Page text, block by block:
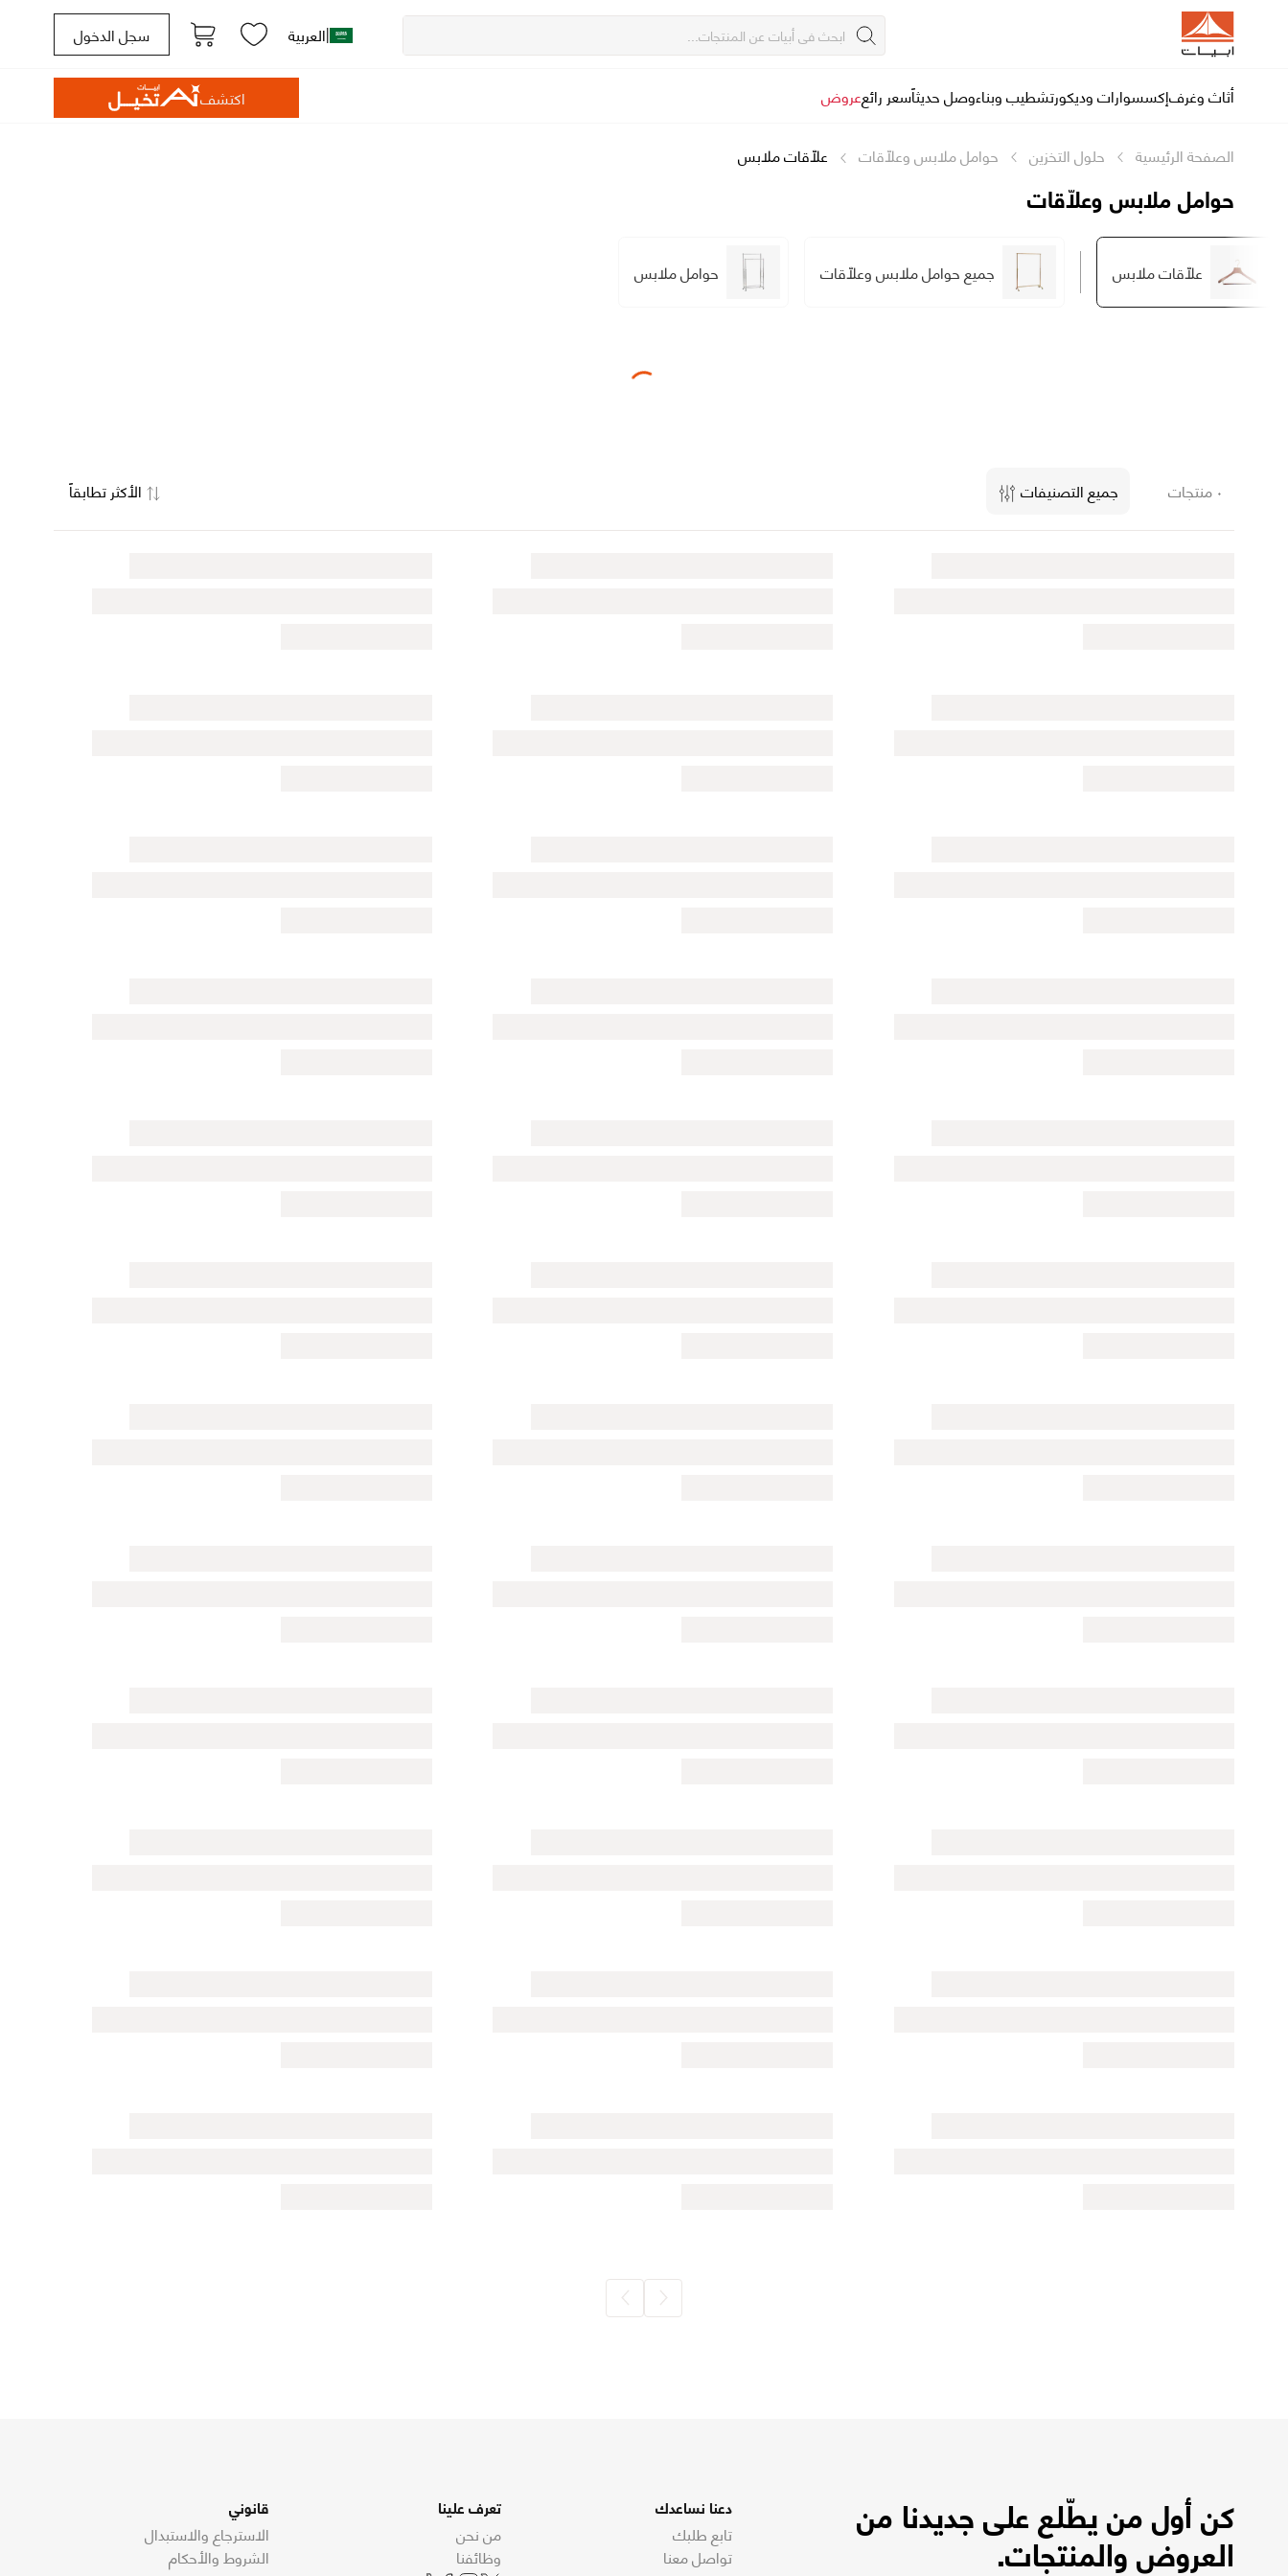
|العربية سجل الدخول
أثاث وغرفإكسسوارات وديكورتشطيب وبناءوصل حديثاًسعر رائععروض اكتشف
الصفحة الرئيسية حلول التخزين حوامل ملابس وعلّاقات علّاقات ملابس
حوامل ملابس وعلّاقات
علّاقات ملابس جميع حوامل ملابس وعلّاقات حوامل ملابس
Loading...
٠ منتجات جميع التصنيفات الأكثر تطابقاً
كن أول من يطّلع على جديدنا من
العروض والمنتجات.
دعنا نساعدك
تابع طلبك
تواصل معنا
تعرف علينا
من نحن
وظائفنا
قانوني
الاسترجاع والاستبدال
الشروط والأحكام